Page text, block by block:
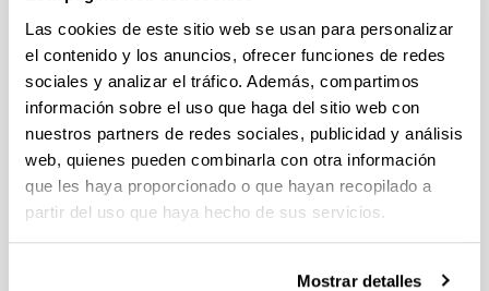
Las cookies de este sitio web se usan para personalizar
el contenido y los anuncios, ofrecer funciones de redes
sociales y analizar el tráfico. Además, compartimos
información sobre el uso que haga del sitio web con
nuestros partners de redes sociales, publicidad y análisis
web, quienes pueden combinarla con otra información
que les haya proporcionado o que hayan recopilado a
partir del uso que haya hecho de sus servicios.
Mostrar detalles
Chapter 5. Impact of the invasive
species Acartia tonsa on the
distribution of autochthonous
Acartiidae species in estuaries of
the bay of Biscay
Autoría:
Villate, F., Uriarte, I., Iriarte, A.